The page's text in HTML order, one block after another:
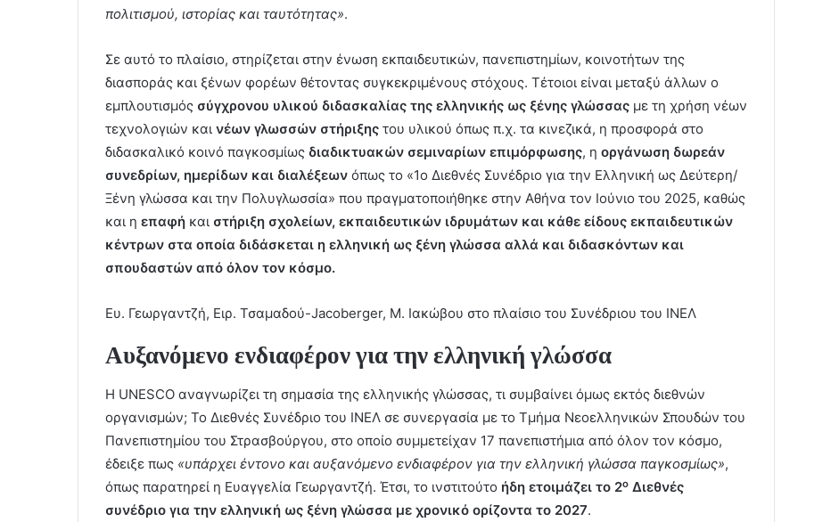
πολιτισμού, ιστορίας και ταυτότητας».
Σε αυτό το πλαίσιο, στηρίζεται στην ένωση εκπαιδευτικών, πανεπιστημίων, κοινοτήτων της
διασποράς και ξένων φορέων θέτοντας συγκεκριμένους στόχους. Τέτοιοι είναι μεταξύ άλλων ο
εμπλουτισμός σύγχρονου υλικού διδασκαλίας της ελληνικής ως ξένης γλώσσας με τη χρήση νέων
τεχνολογιών και νέων γλωσσών στήριξης του υλικού όπως π.χ. τα κινεζικά, η προσφορά στο
διδασκαλικό κοινό παγκοσμίως διαδικτυακών σεμιναρίων επιμόρφωσης, η οργάνωση δωρεάν
συνεδρίων, ημερίδων και διαλέξεων όπως το «1ο Διεθνές Συνέδριο για την Ελληνική ως Δεύτερη/
Ξένη γλώσσα και την Πολυγλωσσία» που πραγματοποιήθηκε στην Αθήνα τον Ιούνιο του 2025, καθώς
και η επαφή και στήριξη σχολείων, εκπαιδευτικών ιδρυμάτων και κάθε είδους εκπαιδευτικών
κέντρων στα οποία διδάσκεται η ελληνική ως ξένη γλώσσα αλλά και διδασκόντων και
σπουδαστών από όλον τον κόσμο.
Ευ. Γεωργαντζή, Ειρ. Τσαμαδού-Jacoberger, Μ. Ιακώβου στο πλαίσιο του Συνέδριου του ΙΝΕΛ
Αυξανόμενο ενδιαφέρον για την ελληνική γλώσσα
Η UNESCO αναγνωρίζει τη σημασία της ελληνικής γλώσσας, τι συμβαίνει όμως εκτός διεθνών
οργανισμών; Το Διεθνές Συνέδριο του ΙΝΕΛ σε συνεργασία με το Τμήμα Νεοελληνικών Σπουδών του
Πανεπιστημίου του Στρασβούργου, στο οποίο συμμετείχαν 17 πανεπιστήμια από όλον τον κόσμο,
έδειξε πως «υπάρχει έντονο και αυξανόμενο ενδιαφέρον για την ελληνική γλώσσα παγκοσμίως»,
όπως παρατηρεί η Ευαγγελία Γεωργαντζή. Έτσι, το ινστιτούτο ήδη ετοιμάζει το 2ο Διεθνές
συνέδριο για την ελληνική ως ξένη γλώσσα με χρονικό ορίζοντα το 2027.